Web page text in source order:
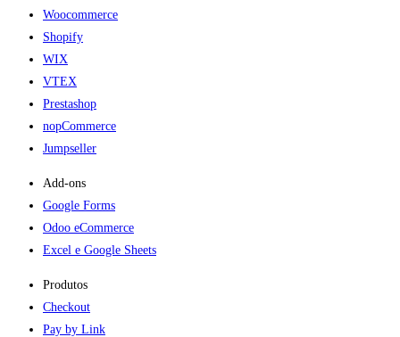
Woocommerce
Shopify
WIX
VTEX
Prestashop
nopCommerce
Jumpseller
Add-ons​
Google Forms
Odoo eCommerce
Excel e Google Sheets
Produtos
Checkout
Pay by Link